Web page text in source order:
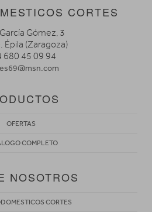
CORTES
Gómez, 3
Épila (Zaragoza)
680 45 09 94
OFERTAS
COMPLETO
NOSOTROS
CORTES